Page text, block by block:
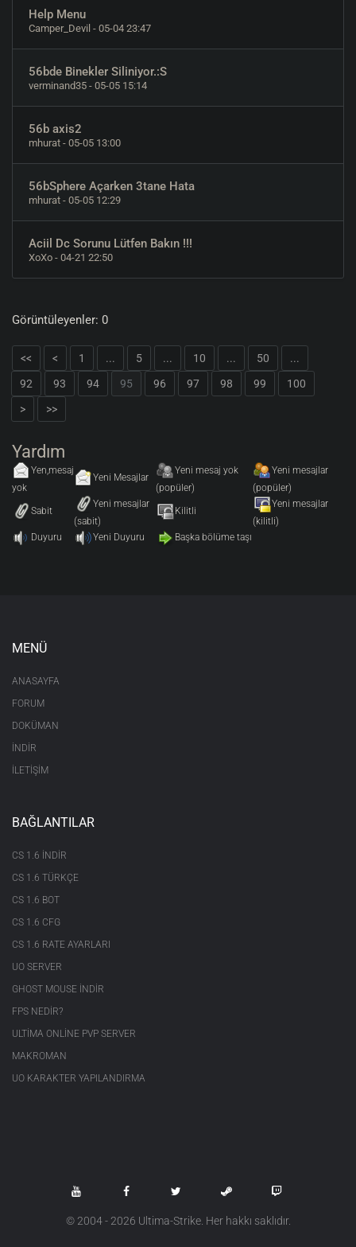
Help Menu
Camper_Devil - 05-04 23:47
56bde Binekler Siliniyor.:S
verminand35 - 05-05 15:14
56b axis2
mhurat - 05-05 13:00
56bSphere Açarken 3tane Hata
mhurat - 05-05 12:29
Aciil Dc Sorunu Lütfen Bakın !!!
XoXo - 04-21 22:50
Görüntüleyenler: 0
<< < 1 ... 5 ... 10 ... 50
...
92
93 94 95 96 97 98 99
100
>
>>
Yardım
Yen,mesaj
yok
Yeni Mesajlar
Yeni mesaj yok
(popüler)
Yeni mesajlar
(popüler)
Sabit
Yeni mesajlar
(sabit)
Kilitli
Yeni mesajlar
(kilitli)
Duyuru
Yeni Duyuru Başka bölüme taşı
MENÜ
ANASAYFA
FORUM
DOKÜMAN
İNDİR
İLETİŞİM
BAĞLANTILAR
CS 1.6 INDIR
CS 1.6 TÜRKÇE
CS 1.6 BOT
CS 1.6 CFG
CS 1.6 RATE AYARLARI
UO SERVER
GHOST MOUSE INDIR
FPS NEDIR?
ULTIMA ONLINE PVP SERVER
MAKROMAN
UO KARAKTER YAPILANDIRMA
© 2004 - 2026 Ultima-Strike. Her hakkı saklıdır.